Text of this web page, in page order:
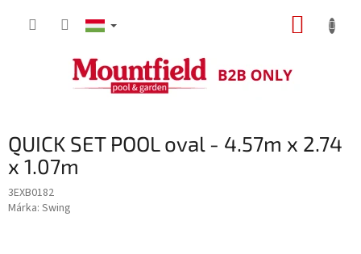
KOSÁR
QUICK SET POOL oval - 4.57m x 2.74
x 1.07m
3EXB0182
Márka: Swing